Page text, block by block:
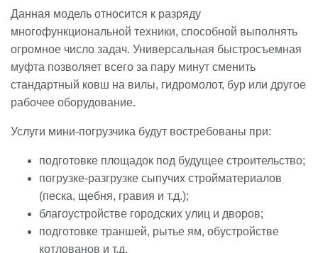
Данная модель относится к разряду
многофункциональной техники, способной выполнять
огромное число задач. Универсальная быстросъемная
муфта позволяет всего за пару минут сменить
стандартный ковш на вилы, гидромолот, бур или другое
рабочее оборудование.
Услуги мини-погрузчика будут востребованы при:
подготовке площадок под будущее строительство;
погрузке-разгрузке сыпучих стройматериалов
(песка, щебня, гравия и т.д.);
благоустройстве городских улиц и дворов;
подготовке траншей, рытье ям, обустройстве
котлованов и т.д.